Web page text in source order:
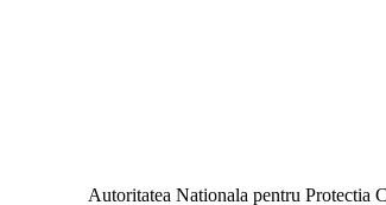
Autoritatea Nationala pentru Protectia